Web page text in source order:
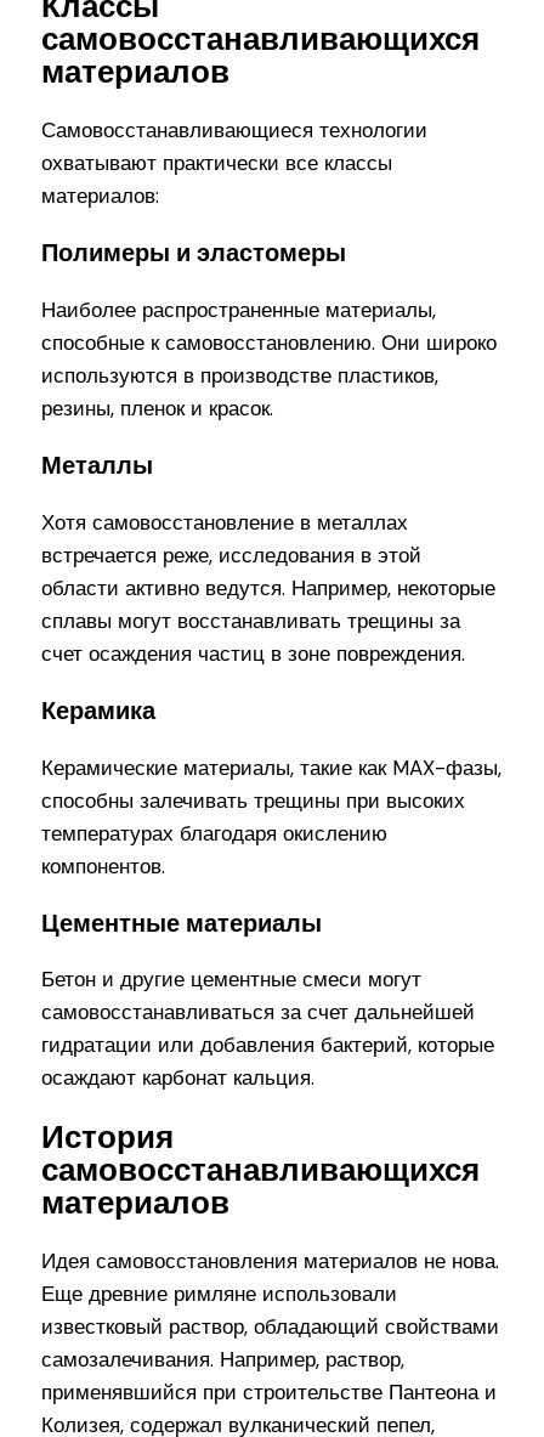
самовосстанавливающихся
материалов
Самовосстанавливающиеся технологии
охватывают практически все классы
материалов:
Полимеры и эластомеры
Наиболее распространенные материалы,
способные к самовосстановлению. Они широко
используются в производстве пластиков,
резины, пленок и красок.
Металлы
Хотя самовосстановление в металлах
встречается реже, исследования в этой
области активно ведутся. Например, некоторые
сплавы могут восстанавливать трещины за
счет осаждения частиц в зоне повреждения.
Керамика
Керамические материалы, такие как MAX-фазы,
способны залечивать трещины при высоких
температурах благодаря окислению
компонентов.
Цементные материалы
Бетон и другие цементные смеси могут
самовосстанавливаться за счет дальнейшей
гидратации или добавления бактерий, которые
осаждают карбонат кальция.
История
самовосстанавливающихся
материалов
Идея самовосстановления материалов не нова.
Еще древние римляне использовали
известковый раствор, обладающий свойствами
самозалечивания. Например, раствор,
применявшийся при строительстве Пантеона и
Колизея, содержал вулканический пепел,